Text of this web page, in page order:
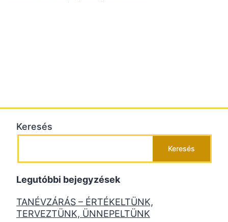
Keresés
Keresés
Legutóbbi bejegyzések
TANÉVZÁRÁS – ÉRTÉKELTÜNK,
TERVEZTÜNK, ÜNNEPELTÜNK